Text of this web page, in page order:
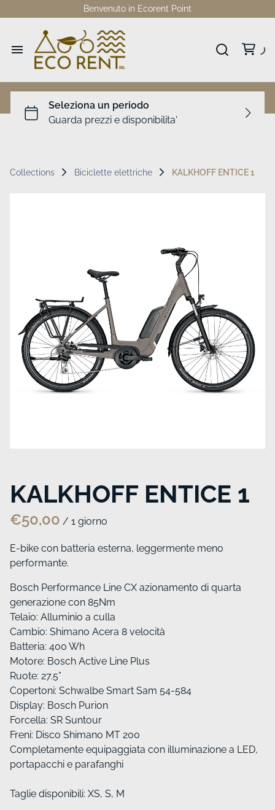
Benvenuto in Ecorent Point
Home
Catalogo
Collections Biciclette elettriche KALKHOFF ENTICE 1
KALKHOFF ENTICE 1
/
E-bike con batteria esterna, leggermente meno
performante.
Bosch Performance Line CX azionamento di quarta
generazione con 85Nm
Telaio: Alluminio a culla
Cambio: Shimano Acera 8 velocità
Batteria: 400 Wh
Motore: Bosch Active Line Plus
Ruote: 27.5”
Copertoni: Schwalbe Smart Sam 54-584
Display: Bosch Purion
Forcella: SR Suntour
Freni: Disco Shimano MT 200
Completamente equipaggiata con illuminazione a LED,
portapacchi e parafanghi
Taglie disponibili: XS, S, M